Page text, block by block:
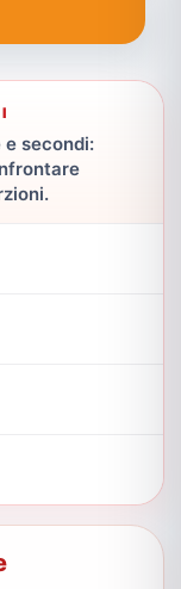
secondi: